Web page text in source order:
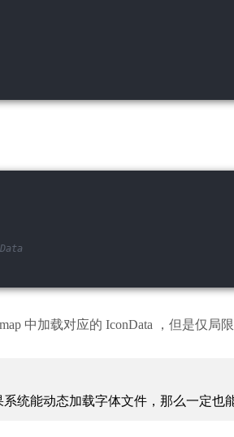
中加载对应的 IconData ，但是仅局
统能动态加载字体文件，那么一定也